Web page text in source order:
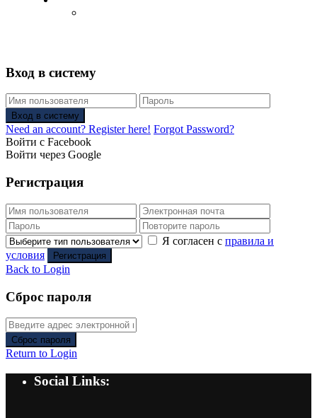
Вход в систему
Вход в систему
Need an account? Register here! Forgot Password?
Войти с Facebook
Войти через Google
Регистрация
Я согласен с правила и
условия
Регистрация
Back to Login
Сброс пароля
Сброс пароля
Return to Login
Social Links: